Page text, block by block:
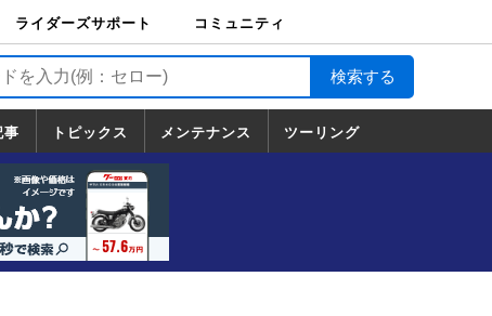
ライダーズサポート
ライダーズサポート
TOP
バイク輸送
バイクガレージライ
フ
バイク車両保険
ロードサービス
バイク試乗
コミュニティ
事 トピックス
トピックス
一覧
ホンダ
ヤマハ
スズキ
カワサキ
ハーレーダ
ビッドソン
BMW
ドゥカティ
トライアン
フ
メンテナンス ツーリング